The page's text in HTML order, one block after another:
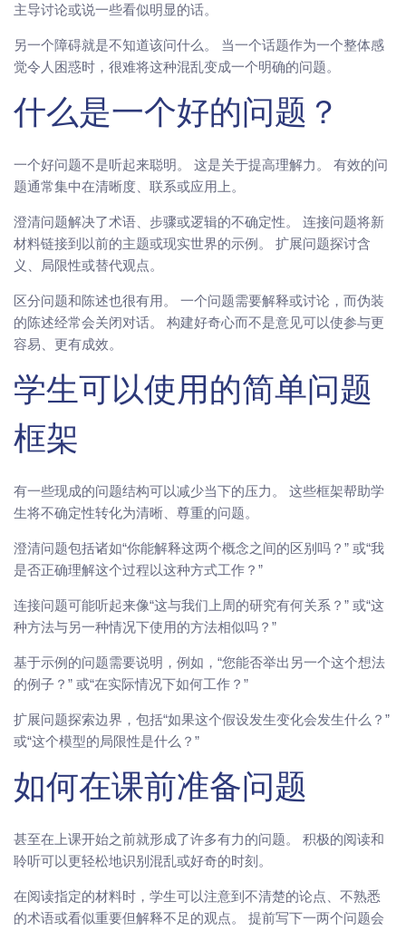
主导讨论或说一些看似明显的话。
另一个障碍就是不知道该问什么。 当一个话题作为一个整体感
觉令人困惑时，很难将这种混乱变成一个明确的问题。
什么是一个好的问题？
一个好问题不是听起来聪明。 这是关于提高理解力。 有效的问
题通常集中在清晰度、联系或应用上。
澄清问题解决了术语、步骤或逻辑的不确定性。 连接问题将新
材料链接到以前的主题或现实世界的示例。 扩展问题探讨含
义、局限性或替代观点。
区分问题和陈述也很有用。 一个问题需要解释或讨论，而伪装
的陈述经常会关闭对话。 构建好奇心而不是意见可以使参与更
容易、更有成效。
学生可以使用的简单问题
框架
有一些现成的问题结构可以减少当下的压力。 这些框架帮助学
生将不确定性转化为清晰、尊重的问题。
澄清问题包括诸如“你能解释这两个概念之间的区别吗？” 或“我
是否正确理解这个过程以这种方式工作？”
连接问题可能听起来像“这与我们上周的研究有何关系？” 或“这
种方法与另一种情况下使用的方法相似吗？”
基于示例的问题需要说明，例如，“您能否举出另一个这个想法
的例子？” 或“在实际情况下如何工作？”
扩展问题探索边界，包括“如果这个假设发生变化会发生什么？”
或“这个模型的局限性是什么？”
如何在课前准备问题
甚至在上课开始之前就形成了许多有力的问题。 积极的阅读和
聆听可以更轻松地识别混乱或好奇的时刻。
在阅读指定的材料时，学生可以注意到不清楚的论点、不熟悉
的术语或看似重要但解释不足的观点。 提前写下一两个问题会